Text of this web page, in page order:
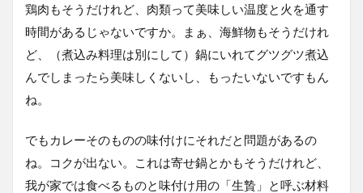
鶏肉もそうだけれど、肉類って美味しい温度と火を通す
時間があるじゃないですか。まぁ、海鮮物もそうだけれ
ど、（煮込み料理は別にして）鍋にいれてグツグツ煮込
んでしまったら美味しくないし、もったいないですもん
ね。
でもカレーそのものの味付けにそれだと問題があるの
ね。コクが出ない。これは寄せ鍋とかもそうだけれど、
我が家では食べるものと味付け用の「生贄」と呼ぶ材料